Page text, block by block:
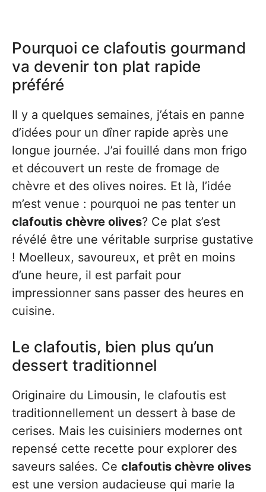
Pourquoi ce clafoutis gourmand
va devenir ton plat rapide
préféré
Il y a quelques semaines, j’étais en panne
d’idées pour un dîner rapide après une
longue journée. J’ai fouillé dans mon frigo
et découvert un reste de fromage de
chèvre et des olives noires. Et là, l’idée
m’est venue : pourquoi ne pas tenter un
clafoutis chèvre olives? Ce plat s’est
révélé être une véritable surprise gustative
! Moelleux, savoureux, et prêt en moins
d’une heure, il est parfait pour
impressionner sans passer des heures en
cuisine.
Le clafoutis, bien plus qu’un
dessert traditionnel
Originaire du Limousin, le clafoutis est
traditionnellement un dessert à base de
cerises. Mais les cuisiniers modernes ont
repensé cette recette pour explorer des
saveurs salées. Ce clafoutis chèvre olives
est une version audacieuse qui marie la